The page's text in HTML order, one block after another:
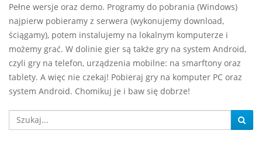
Pełne wersje oraz demo. Programy do pobrania (Windows)
najpierw pobieramy z serwera (wykonujemy download,
ściągamy), potem instalujemy na lokalnym komputerze i
możemy grać. W dolinie gier są także gry na system Android,
czyli gry na telefon, urządzenia mobilne: na smarftony oraz
tablety. A więc nie czekaj! Pobieraj gry na komputer PC oraz
system Android. Chomikuj je i baw się dobrze!